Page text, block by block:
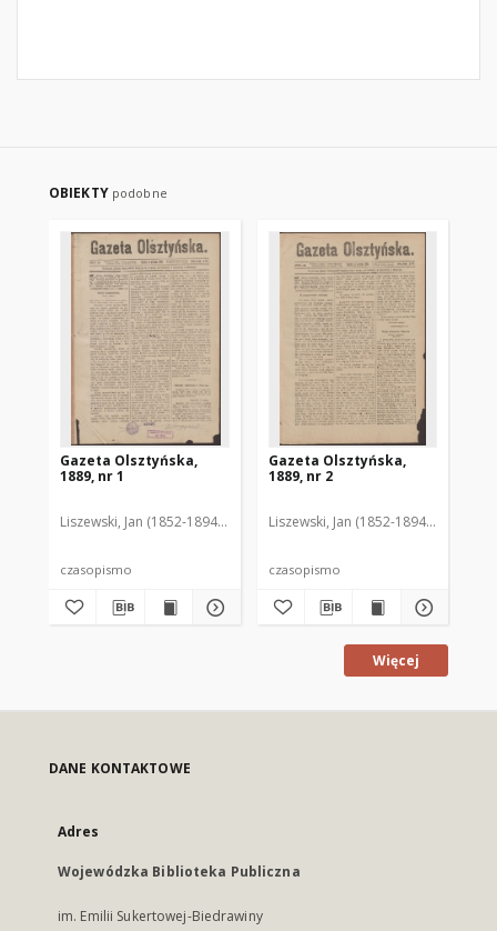
OBIEKTY podobne
Gazeta Olsztyńska,
1889, nr 1
Liszewski, Jan (1852-1894). Red.
czasopismo
Gazeta Olsztyńska,
1889, nr 2
Liszewski, Jan (1852-1894). Red.
czasopismo
Więcej
DANE KONTAKTOWE
Adres
Wojewódzka Biblioteka Publiczna
im. Emilii Sukertowej-Biedrawiny